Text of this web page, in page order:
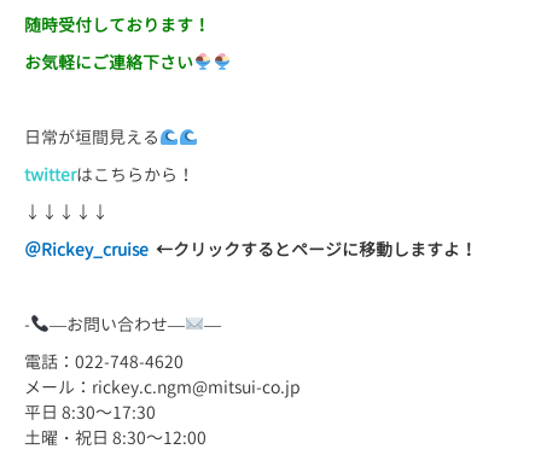
随時受付しております！
お気軽にご連絡下さい
日常が垣間見える
twitterはこちらから！
↓↓↓↓↓
＠Rickey_cruise ←クリックするとページに移動しますよ！
- —お問い合わせ—
—
電話：022-748-4620
メール：rickey.c.ngm@mitsui-co.jp
平日 8:30～17:30
土曜・祝日 8:30～12:00